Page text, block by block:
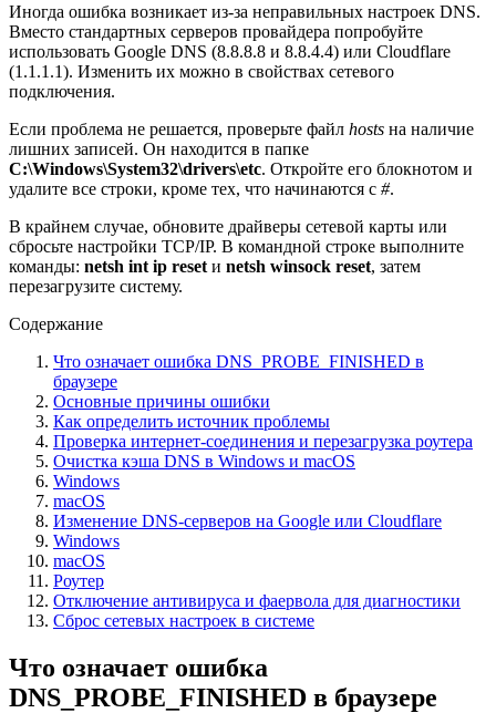
Иногда ошибка возникает из-за неправильных настроек DNS.
Вместо стандартных серверов провайдера попробуйте
использовать Google DNS (8.8.8.8 и 8.8.4.4) или Cloudflare
(1.1.1.1). Изменить их можно в свойствах сетевого
подключения.
Если проблема не решается, проверьте файл hosts на наличие
лишних записей. Он находится в папке
C:\Windows\System32\drivers\etc. Откройте его блокнотом и
удалите все строки, кроме тех, что начинаются с #.
В крайнем случае, обновите драйверы сетевой карты или
сбросьте настройки TCP/IP. В командной строке выполните
команды: netsh int ip reset и netsh winsock reset, затем
перезагрузите систему.
Содержание
Что означает ошибка DNS_PROBE_FINISHED в
браузере
Основные причины ошибки
Как определить источник проблемы
Проверка интернет-соединения и перезагрузка роутера
Очистка кэша DNS в Windows и macOS
Windows
macOS
Изменение DNS-серверов на Google или Cloudflare
Windows
macOS
Роутер
Отключение антивируса и фаервола для диагностики
Сброс сетевых настроек в системе
Что означает ошибка
DNS_PROBE_FINISHED в браузере